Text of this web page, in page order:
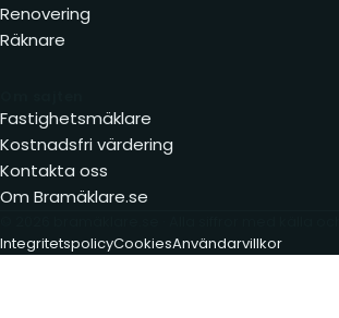
Renovering
Räknare
Fastighetsmäklare
Kostnadsfri värdering
Kontakta oss
Om Bramäklare.se
IntegritetspolicyCookiesAnvändarvillkor